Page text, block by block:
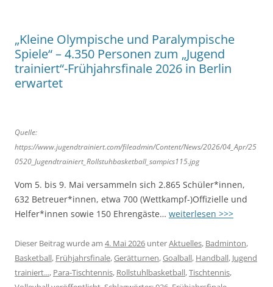
„Kleine Olympische und Paralympische
Spiele“ – 4.350 Personen zum „Jugend
trainiert“-Frühjahrsfinale 2026 in Berlin
erwartet
Quelle:
https://www.jugendtrainiert.com/fileadmin/Content/News/2026/04_Apr/25
0520_Jugendtrainiert_Rollstuhbasketball_sampics115.jpg
Vom 5. bis 9. Mai versammeln sich 2.865 Schüler*innen,
632 Betreuer*innen, etwa 700 (Wettkampf-)Offizielle und
Helfer*innen sowie 150 Ehrengäste… weiterlesen >>>
Dieser Beitrag wurde am 4. Mai 2026 unterAktuelles, Badminton,
Basketball, Frühjahrsfinale,Gerätturnen,Goalball, Handball, Jugend
trainiert..., Para-Tischtennis, Rollstuhlbasketball,Tischtennis,